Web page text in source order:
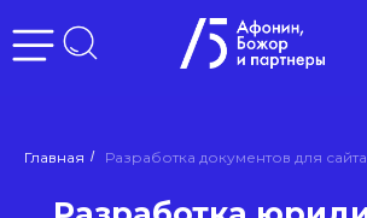
Главная / Разработка документов для сайта
Разработка юридических